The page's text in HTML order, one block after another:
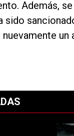
Además,
sido
Un